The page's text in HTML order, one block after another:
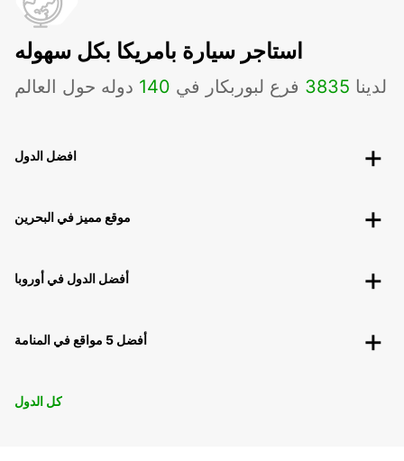
استاجر سيارة بامريكا بكل سهوله
لدينا 3835 فرع لبوربكار في 140 دوله حول العالم
افضل الدول
موقع مميز في البحرين
أفضل الدول في أوروبا
أفضل 5 مواقع في المنامة
كل الدول